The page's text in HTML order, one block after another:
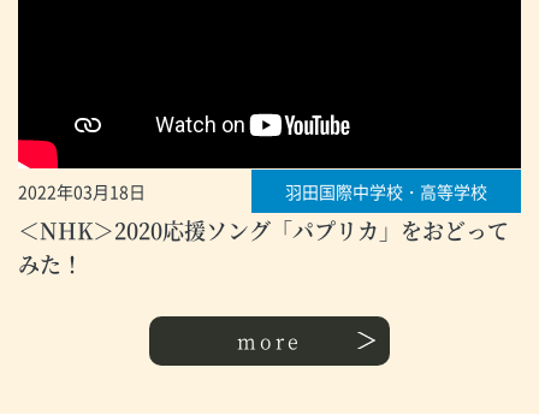
2022年03月18日 羽田国際中学校・高等学校
＜NHK＞2020応援ソング「パプリカ」をおどって
みた！
more